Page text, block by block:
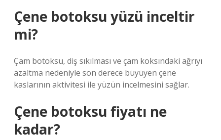
Çene botoksu yüzü inceltir
mi?
Çam botoksu, diş sıkılması ve çam koksındaki ağrıyı
azaltma nedeniyle son derece büyüyen çene
kaslarının aktivitesi ile yüzün incelmesini sağlar.
Çene botoksu fiyatı ne
kadar?